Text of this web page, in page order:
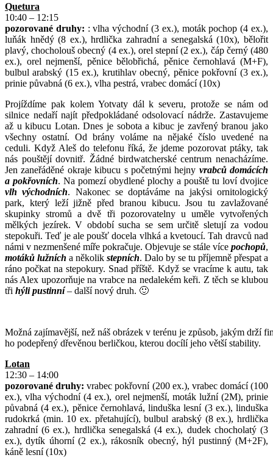
Quetura
10:40 – 12:15
pozorované druhy: : vlha východní (3 ex.), moták pochop (4 ex.),
luňák hnědý (8 ex.), hrdlička zahradní a senegalská (10x), bělořit
plavý, chocholouš obecný (4 ex.), orel stepní (2 ex.), čáp černý (480
ex.), orel nejmenší, pěnice bělobřichá, pěnice černohlavá (M+F),
bulbul arabský (15 ex.), krutihlav obecný, pěnice pokřovní (3 ex.),
prinie půvabná (6 ex.), vlha pestrá, vrabec domácí (10x)
Projíždíme pak kolem Yotvaty dál k severu, protože se nám od
silnice nedaří najít předpokládané odsolovací nádrže. Zastavujeme
až u kibucu Lotan. Dnes je sobota a kibuc je zavřený branou jako
všechny ostatní. Od brány voláme na nějaké číslo uvedené na
ceduli. Když Aleš do telefonu říká, že jdeme pozorovat ptáky, tak
nás pouštějí dovnitř. Žádné birdwatcherské centrum nenacházíme.
Jen zaneřáděné okraje kibucu s početnými hejny vrabců domácích
a pokřovních. Na pomezí obydlené plochy a pouště tu loví dvojice
vlh východních. Nakonec se doptáváme na jakýsi ornitologický
park, který leží jižně před branou kibucu. Jsou tu zavlažované
skupinky stromů a dvě tři pozorovatelny u uměle vytvořených
mělkých jezírek. V období sucha se sem určitě sletují za vodou
stepokuři. Teď je ale poušť docela vlhká a kvetoucí. Tah dravců nad
námi v nezmenšené míře pokračuje. Objevuje se stále více pochopů,
motáků lužních a několik stepních. Dalo by se tu příjemně přespat a
ráno počkat na stepokury. Snad příště. Když se vracíme k autu, tak
nás Alex upozorňuje na vrabce na nedalekém keři. Z těch se klubou
tři hýli pustinní– další nový druh. 🙂
Možná zajímavější, než náš obrázek v terénu je způsob, jakým drží
ho podepřený dřevěnou berličkou, kterou docílí jeho větší stability.
Lotan
12:30 – 14:00
pozorované druhy: vrabec pokřovní (200 ex.), vrabec domácí (100
ex.), vlha východní (4 ex.), orel nejmenší, moták lužní (2M), prinie
půvabná (4 ex.), pěnice černohlavá, linduška lesní (3 ex.), linduška
rudokrká (min. 10 ex. přetahující), bulbul arabský (8 ex.), hrdlička
zahradní (6 ex.), hrdlička senegalská (4 ex.), dudek chocholatý (3
ex.), dytík úhorní (2 ex.), rákosník obecný, hýl pustinný (M+2F),
káně lesní (10x)